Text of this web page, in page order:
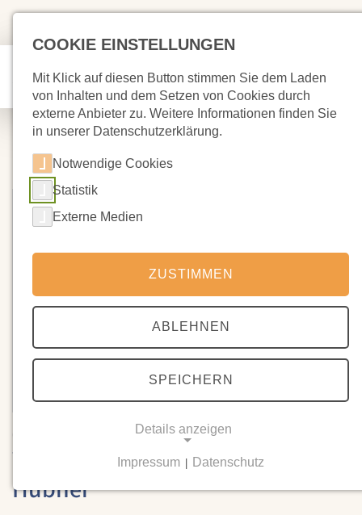
Waldorf diskutiert ... mit Edwin
Hübner
COOKIE EINSTELLUNGEN
Mit Klick auf diesen Button stimmen Sie dem Laden
von Inhalten und dem Setzen von Cookies durch
externe Anbieter zu. Weitere Informationen finden Sie
in unserer Datenschutzerklärung.
Notwendige Cookies
Statistik
Externe Medien
ZUSTIMMEN
ABLEHNEN
SPEICHERN
Details anzeigen
Notwendige Cookies ermöglichen grundlegende
Impressum Datenschutz